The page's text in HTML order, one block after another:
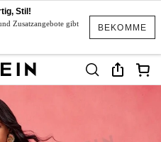
BEKOMME
Stil!
Zusatzangebote gibt